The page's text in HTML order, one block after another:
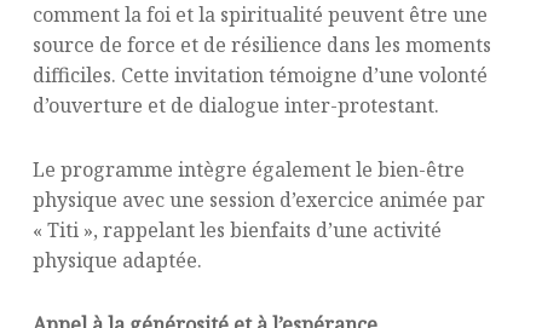
comment la foi et la spiritualité peuvent être une
source de force et de résilience dans les moments
difficiles. Cette invitation témoigne d’une volonté
d’ouverture et de dialogue inter-protestant.
Le programme intègre également le bien-être
physique avec une session d’exercice animée par
« Titi », rappelant les bienfaits d’une activité
physique adaptée.